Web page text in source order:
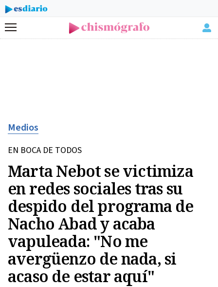
Menú
Medios
EN BOCA DE TODOS
Marta Nebot se victimiza
en redes sociales tras su
despido del programa de
Nacho Abad y acaba
vapuleada: "No me
avergüenzo de nada, si
acaso de estar aquí"